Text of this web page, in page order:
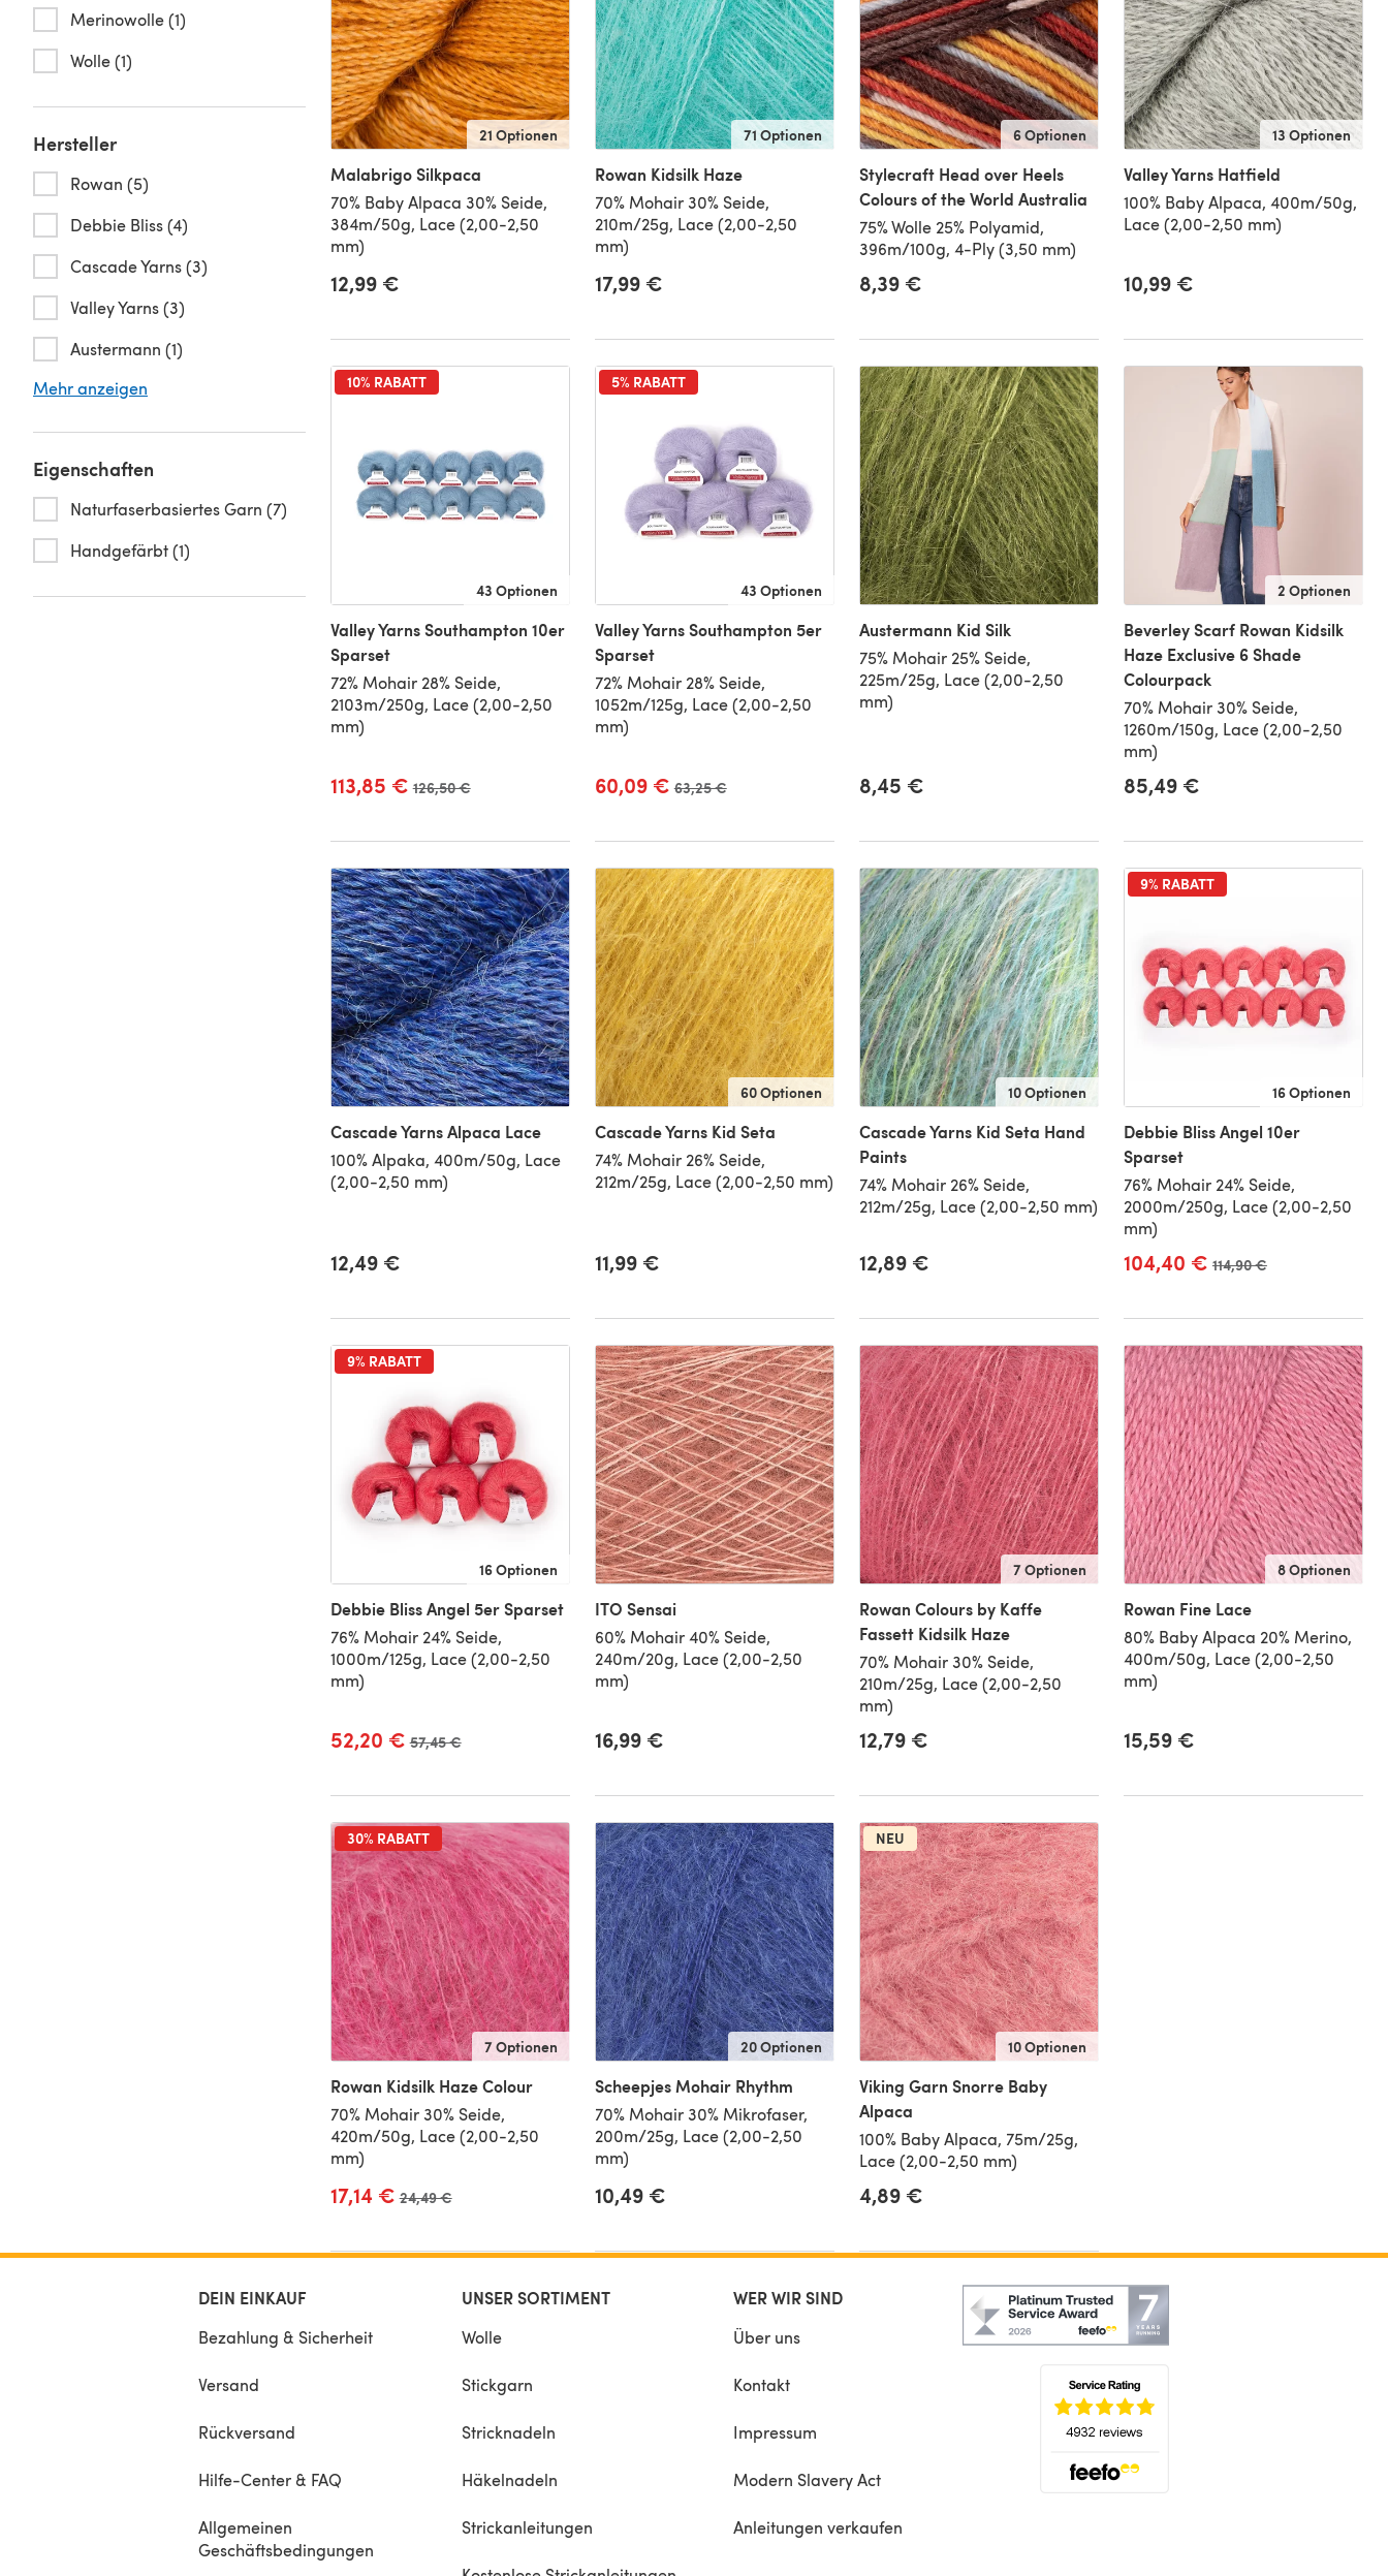
Merinowolle (1)
Wolle (1)
Hersteller
Rowan (5)
Debbie Bliss (4)
Cascade Yarns (3)
Valley Yarns (3)
Austermann (1)
Mehr anzeigen
Eigenschaften
Naturfaserbasiertes Garn (7)
Handgefärbt (1)
21 Optionen
Malabrigo Silkpaca
70% Baby Alpaca 30% Seide,
384m/50g, Lace (2,00-2,50
mm)
12,99 €
71 Optionen
Rowan Kidsilk Haze
70% Mohair 30% Seide,
210m/25g, Lace (2,00-2,50
mm)
17,99 €
6 Optionen
Stylecraft Head over Heels
Colours of the World Australia
75% Wolle 25% Polyamid,
396m/100g, 4-Ply (3,50 mm)
8,39 €
13 Optionen
Valley Yarns Hatfield
100% Baby Alpaca, 400m/50g,
Lace (2,00-2,50 mm)
10,99 €
10% RABATT
43 Optionen
Valley Yarns Southampton 10er
Sparset
72% Mohair 28% Seide,
2103m/250g, Lace (2,00-2,50
mm)
113,85 € Alter Preis
126,50 €
5% RABATT
43 Optionen
Valley Yarns Southampton 5er
Sparset
72% Mohair 28% Seide,
1052m/125g, Lace (2,00-2,50
mm)
60,09 € Alter Preis
63,25 €
Austermann Kid Silk
75% Mohair 25% Seide,
225m/25g, Lace (2,00-2,50
mm)
8,45 €
2 Optionen
Beverley Scarf Rowan Kidsilk
Haze Exclusive 6 Shade
Colourpack
70% Mohair 30% Seide,
1260m/150g, Lace (2,00-2,50
mm)
85,49 €
Cascade Yarns Alpaca Lace
100% Alpaka, 400m/50g, Lace
(2,00-2,50 mm)
12,49 €
60 Optionen
Cascade Yarns Kid Seta
74% Mohair 26% Seide,
212m/25g, Lace (2,00-2,50 mm)
11,99 €
10 Optionen
Cascade Yarns Kid Seta Hand
Paints
74% Mohair 26% Seide,
212m/25g, Lace (2,00-2,50 mm)
12,89 €
9% RABATT
16 Optionen
Debbie Bliss Angel 10er
Sparset
76% Mohair 24% Seide,
2000m/250g, Lace (2,00-2,50
mm)
104,40 € Alter Preis
114,90 €
9% RABATT
16 Optionen
Debbie Bliss Angel 5er Sparset
76% Mohair 24% Seide,
1000m/125g, Lace (2,00-2,50
mm)
52,20 € Alter Preis
57,45 €
ITO Sensai
60% Mohair 40% Seide,
240m/20g, Lace (2,00-2,50
mm)
16,99 €
7 Optionen
Rowan Colours by Kaffe
Fassett Kidsilk Haze
70% Mohair 30% Seide,
210m/25g, Lace (2,00-2,50
mm)
12,79 €
8 Optionen
Rowan Fine Lace
80% Baby Alpaca 20% Merino,
400m/50g, Lace (2,00-2,50
mm)
15,59 €
30% RABATT
7 Optionen
Rowan Kidsilk Haze Colour
70% Mohair 30% Seide,
420m/50g, Lace (2,00-2,50
mm)
17,14 € Alter Preis
24,49 €
20 Optionen
Scheepjes Mohair Rhythm
70% Mohair 30% Mikrofaser,
200m/25g, Lace (2,00-2,50
mm)
10,49 €
NEU
10 Optionen
Viking Garn Snorre Baby
Alpaca
100% Baby Alpaca, 75m/25g,
Lace (2,00-2,50 mm)
4,89 €
DEIN EINKAUF
Bezahlung & Sicherheit
Versand
Rückversand
Hilfe-Center & FAQ
Allgemeinen
Geschäftsbedingungen
UNSER SORTIMENT
Wolle
Stickgarn
Stricknadeln
Häkelnadeln
Strickanleitungen
WER WIR SIND
Über uns
Kontakt
Impressum
Modern Slavery Act
Anleitungen verkaufen